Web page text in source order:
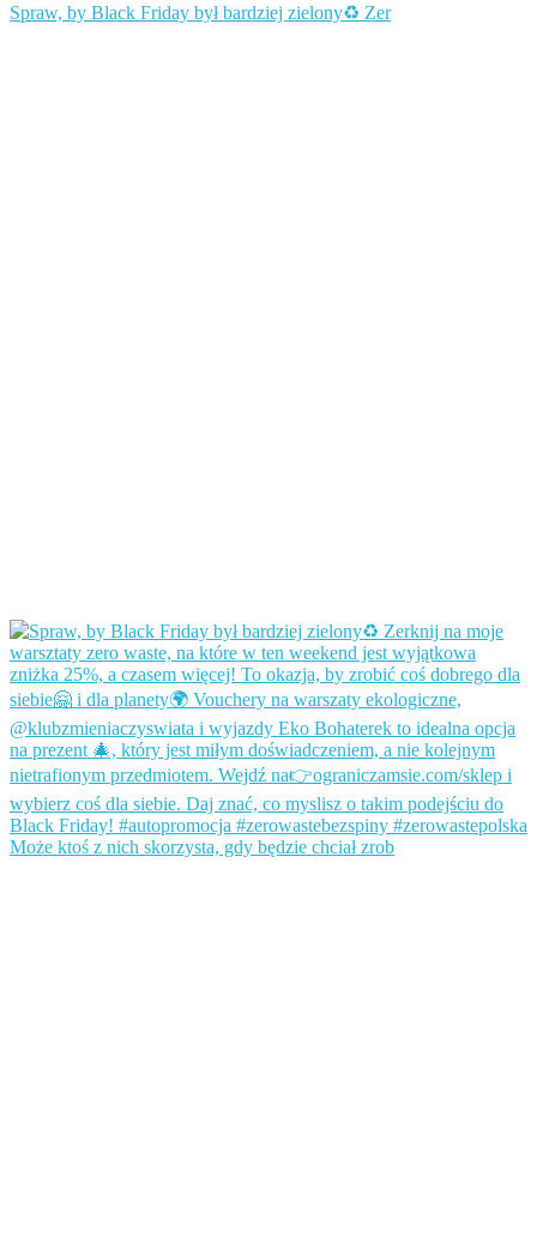
Spraw, by Black Friday był bardziej zielony♻️ Zer
Może ktoś z nich skorzysta, gdy będzie chciał zrob